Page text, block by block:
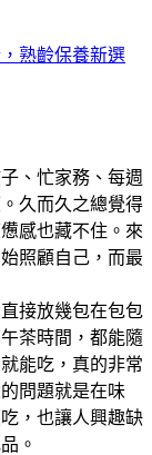
熟齡保養新選
、忙家務、每週
久而久之總覺得
感也藏不住。來
照顧自己，而最
接放幾包在包包
茶時間，都能隨
能吃，真的非常
問題就是在味
，也讓人興趣缺
。